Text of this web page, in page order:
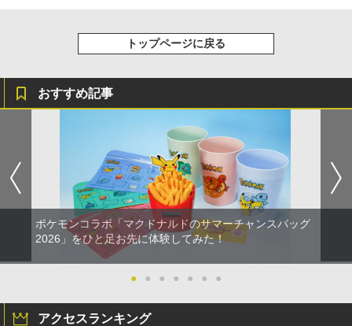
トップページに戻る
おすすめ記事
ポケモンコラボ「マクドナルドのサマーチャンスバッグ
2026」をひと足お先に体験してみた！
● ● ● ● ● ● ●
アクセスランキング